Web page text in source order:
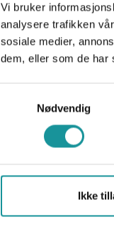
Vi bruker
analysere trafikken
sosiale medier,
dem, eller som de har
Nødvendig
Ikke
delta på
språklige
Les mer